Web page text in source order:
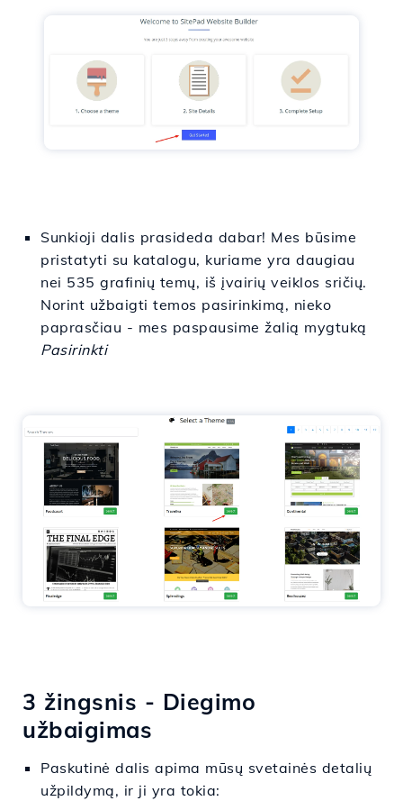
Sunkioji dalis prasideda dabar! Mes būsime
pristatyti su katalogu, kuriame yra daugiau
nei 535 grafinių temų, iš įvairių veiklos sričių.
Norint užbaigti temos pasirinkimą, nieko
paprasčiau - mes paspausime žalią mygtuką
Pasirinkti
3 žingsnis - Diegimo
užbaigimas
Paskutinė dalis apima mūsų svetainės detalių
užpildymą, ir ji yra tokia: